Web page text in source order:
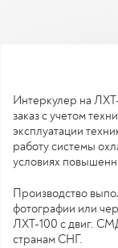
Интеркулер на
заказ с учетом
эксплуатации
работу системы
условиях
Производство
фотографии или
ЛХТ-100 с двиг.
странам СНГ.